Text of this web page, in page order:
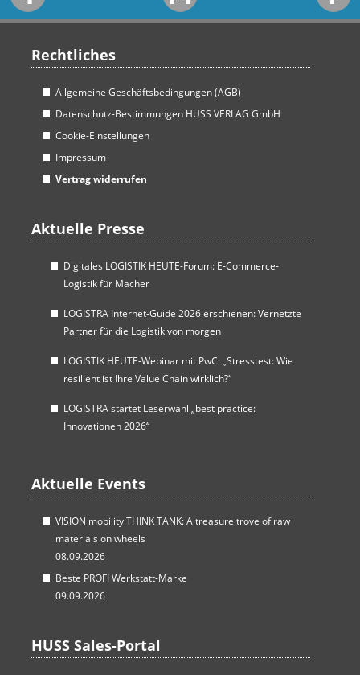
Rechtliches
Allgemeine Geschäftsbedingungen (AGB)
Datenschutz-Bestimmungen HUSS VERLAG GmbH
Cookie-Einstellungen
Impressum
Vertrag widerrufen
Aktuelle Presse
Digitales LOGISTIK HEUTE-Forum: E-Commerce-
Logistik für Macher
LOGISTRA Internet-Guide 2026 erschienen: Vernetzte
Partner für die Logistik von morgen
LOGISTIK HEUTE-Webinar mit PwC: „Stresstest: Wie
resilient ist Ihre Value Chain wirklich?“
LOGISTRA startet Leserwahl „best practice:
Innovationen 2026“
Aktuelle Events
VISION mobility THINK TANK: A treasure trove of raw
materials on wheels
08.09.2026
Beste PROFI Werkstatt-Marke
09.09.2026
HUSS Sales-Portal